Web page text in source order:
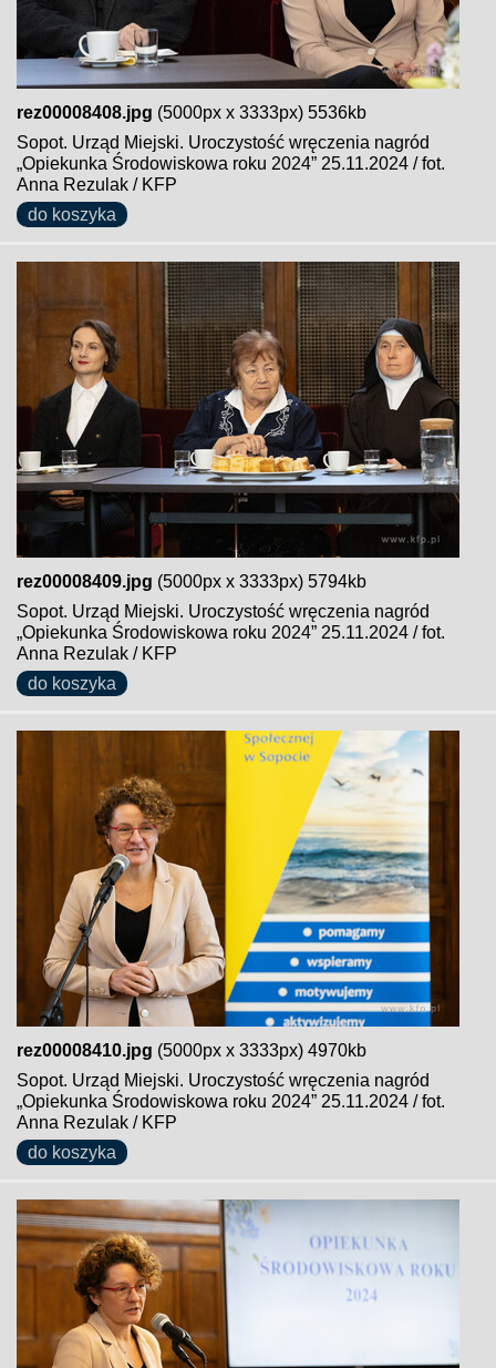
rez00008408.jpg (5000px x 3333px) 5536kb
Sopot. Urząd Miejski. Uroczystość wręczenia nagród
„Opiekunka Środowiskowa roku 2024” 25.11.2024 / fot.
Anna Rezulak / KFP
do koszyka
rez00008409.jpg (5000px x 3333px) 5794kb
Sopot. Urząd Miejski. Uroczystość wręczenia nagród
„Opiekunka Środowiskowa roku 2024” 25.11.2024 / fot.
Anna Rezulak / KFP
do koszyka
rez00008410.jpg (5000px x 3333px) 4970kb
Sopot. Urząd Miejski. Uroczystość wręczenia nagród
„Opiekunka Środowiskowa roku 2024” 25.11.2024 / fot.
Anna Rezulak / KFP
do koszyka